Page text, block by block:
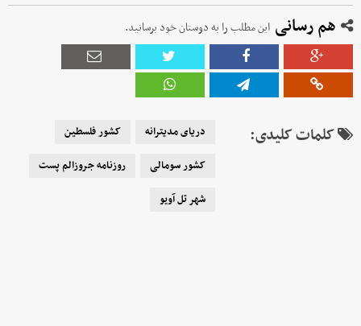
هم رسانی این مطلب را به دوستان خود برسانید.
کلمات کلیدی: دریای مدیترانه
کشور فلسطین
کشور سومالی
روزنامه جروزالم پست
شهر تل آویو